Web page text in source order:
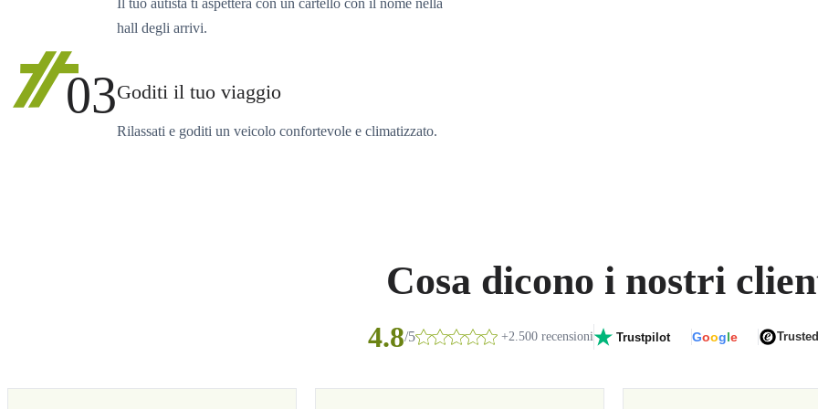
hall degli arrivi.
03Goditi il tuo viaggio
Rilassati e goditi un veicolo confortevole e climatizzato.
Cosa dicono i nostri
4.8/5 +2.500 recensioni Trustpilot Google